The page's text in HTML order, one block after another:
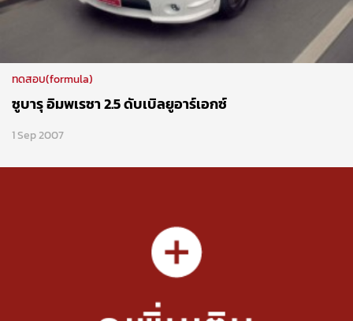
ทดสอบ(formula)
ซูบารุ อิมพเรซา 2.5 ดับเบิลยูอาร์เอกซ์
1 Sep 2007